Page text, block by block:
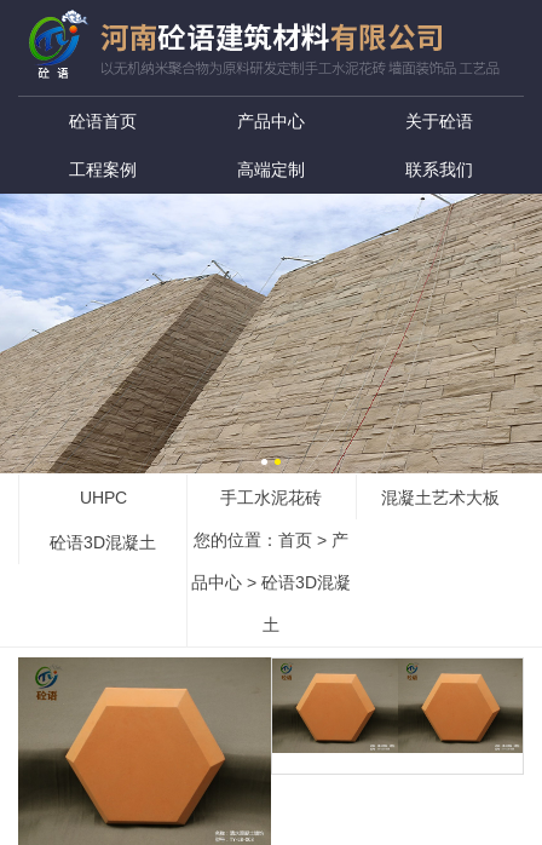
砼语首页 产品中心 关于砼语
工程案例 高端定制 联系我们
UHPC 手工水泥花砖 混凝土艺术大板
砼语3D混凝土 您的位置：首页 > 产
品中心 >砼语3D混凝
土